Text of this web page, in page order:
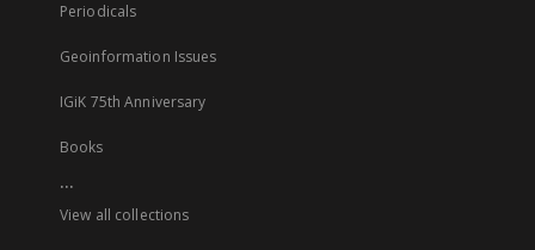
Periodicals
Geoinformation Issues
IGiK 75th Anniversary
Books
...
View all collections